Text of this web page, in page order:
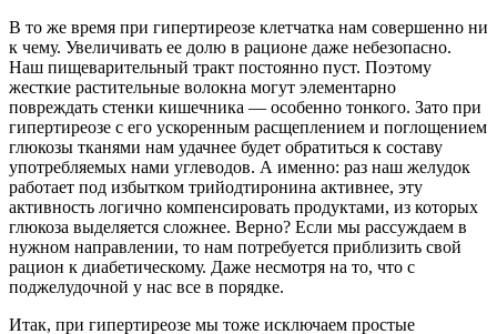
В то же время при гипертиреозе клетчатка нам совершенно ни
к чему. Увеличивать ее долю в рационе даже небезопасно.
Наш пищеварительный тракт постоянно пуст. Поэтому
жесткие растительные волокна могут элементарно
повреждать стенки кишечника — особенно тонкого. Зато при
гипертиреозе с его ускоренным расщеплением и поглощением
глюкозы тканями нам удачнее будет обратиться к составу
употребляемых нами углеводов. А именно: раз наш желудок
работает под избытком трийодтиронина активнее, эту
активность логично компенсировать продуктами, из которых
глюкоза выделяется сложнее. Верно? Если мы рассуждаем в
нужном направлении, то нам потребуется приблизить свой
рацион к диабетическому. Даже несмотря на то, что с
поджелудочной у нас все в порядке.
Итак, при гипертиреозе мы тоже исключаем простые